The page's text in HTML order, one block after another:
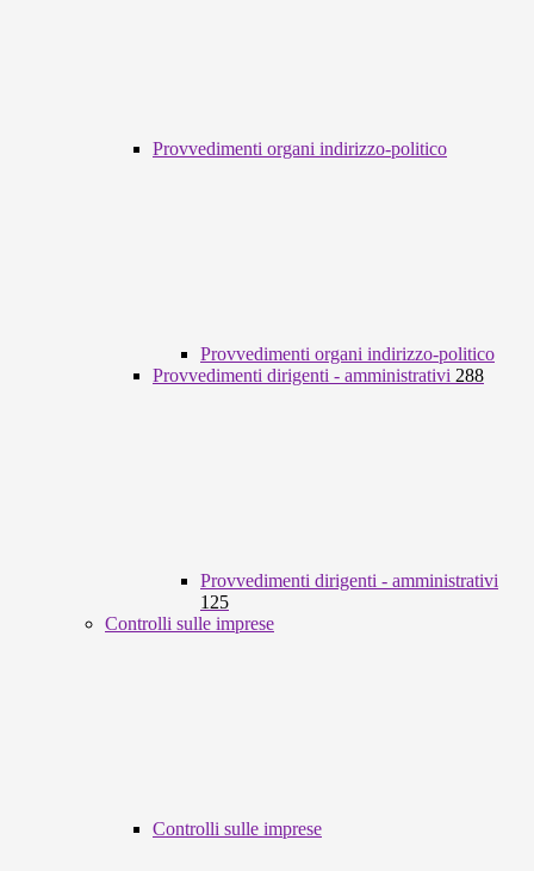
Provvedimenti organi indirizzo-politico
Provvedimenti organi indirizzo-politico
Provvedimenti dirigenti - amministrativi 288
Provvedimenti dirigenti - amministrativi
125
Controlli sulle imprese
Controlli sulle imprese